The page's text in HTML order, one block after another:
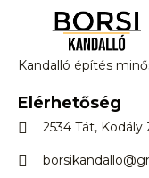
Kandalló építés
Elérhetőség
2534 Tát, Kodály